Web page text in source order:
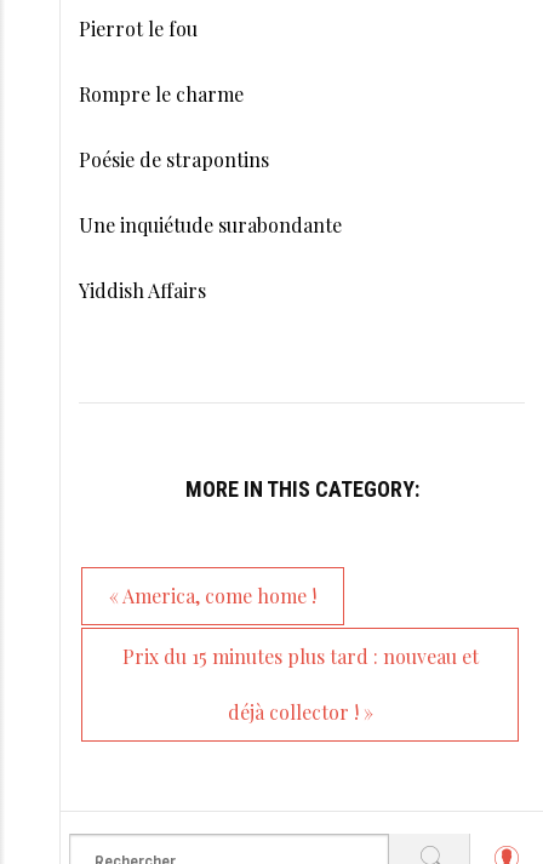
Pierrot le fou
Rompre le charme
Poésie de strapontins
Une inquiétude surabondante
Yiddish Affairs
MORE IN THIS CATEGORY:
« America, come home !
Prix du 15 minutes plus tard : nouveau et
déjà collector ! »